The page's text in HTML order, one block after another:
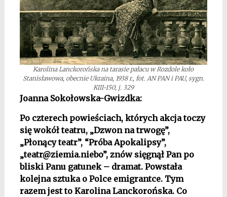
Karolina Lanckorońska na tarasie pałacu w Rozdole koło
Stanisławowa, obecnie Ukraina, 1938 r., fot. AN PAN i PAU, sygn.
KIII-150, j. 329
Joanna Sokołowska-Gwizdka:
Po czterech powieściach, których akcja toczy
się wokół teatru, „Dzwon na trwogę”,
„Płonący teatr”, “Próba Apokalipsy”,
„teatr@ziemia.niebo”, znów sięgnął Pan po
bliski Panu gatunek – dramat. Powstała
kolejna sztuka o Polce emigrantce. Tym
razem jest to Karolina Lanckorońska. Co